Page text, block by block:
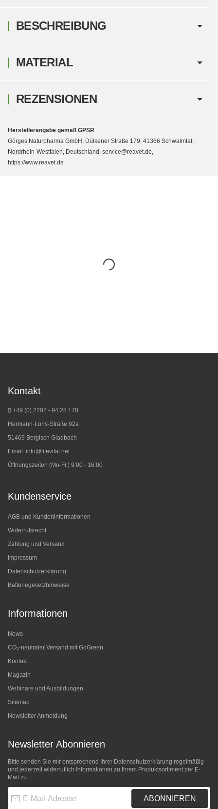
BESCHREIBUNG
MATERIAL
REZENSIONEN
Herstellerangabe gemäß GPSR
Görges Naturpharma GmbH, Dülkener Straße 179, 41366 Schwalmtal,
Nordrhein-Westfalen, Deutschland, service@reavet.de,
https://www.reavet.de
Kontakt
+49 (0) 2202 - 94 28 170
Hermann-Löns-Straße 92a
51469 Bergisch Gladbach
Email: info@lifevital.net
Öffnungszeiten (Mo-Fr.) 9:00 - 16:00
Kundenservice
AGB und Kundeninformationen
Widerrufsrecht
Zahlung und Versand
Impressum
Datenschutzerklärung
Batteriegesetzhinweise
Informationen
News
CO₂-neutraler Versand mit GoGreen
Kontakt
Magazin
Webinare und Ausbildungen
Sitemap
Newsletter Anmeldung
Newsletter Abonnieren
Bitte senden Sie mir entsprechend Ihrer Datenschutzerklärung regelmäßig
und jederzeit widerruflich Informationen zu Ihrem Produktsortiment per E-
Mail zu.
ABONNIEREN